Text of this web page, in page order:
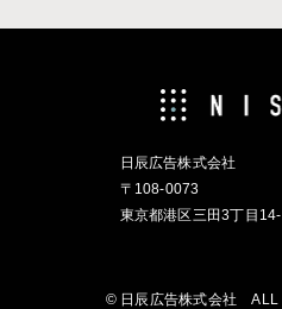
日辰広告株式会社
〒108-0073
東京都港区三田3丁目
© 日辰広告株式会社 ALL